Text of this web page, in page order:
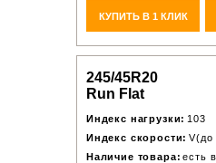
КУПИТЬ В 1 КЛИК
245/45R20
Run Flat
Индекс нагрузки: 103
Индекс скорости: V(до
Наличие товара: есть